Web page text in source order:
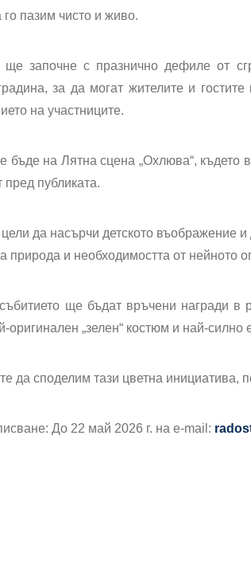
го пазим чисто и живо.
ще започне с празнично дефиле от
за да могат жителите и
на участниците.
бъде на Лятна сцена „Охлюва“, където
пред публиката.
да насърчи детското въображение
природа и необходимостта от нейното
ще бъдат връчени награди в
оригинален „зелен“ костюм и най-силно
да споделим тази цветна инициатива,
До 22 май 2026 г. на e-mail: